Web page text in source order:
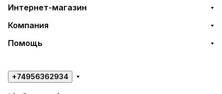
Интернет-магазин
Компания
Помощь
+74956362934